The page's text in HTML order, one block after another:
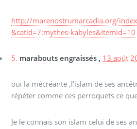
http://marenostrumarcadia.org/
&catid=7:mythes-kabyles&Itemid=10
5. marabouts engraissés , 13 août
oui la mécréante ,l’islam de ses
répéter comme ces perroquets ce
Je le connais son islam celui de ses